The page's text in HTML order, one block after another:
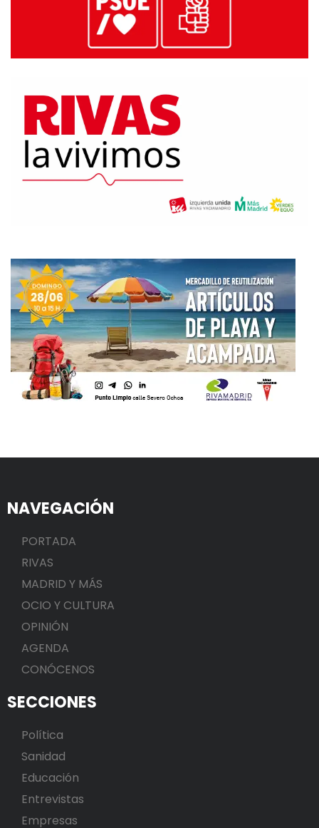
NAVEGACIÓN
PORTADA
RIVAS
MADRID Y MÁS
OCIO Y CULTURA
OPINIÓN
AGENDA
CONÓCENOS
SECCIONES
Política
Sanidad
Educación
Entrevistas
Empresas